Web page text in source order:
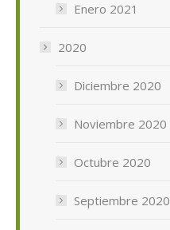
Enero 2021
2020
Diciembre 2020
Noviembre 2020
Octubre 2020
Septiembre 2020